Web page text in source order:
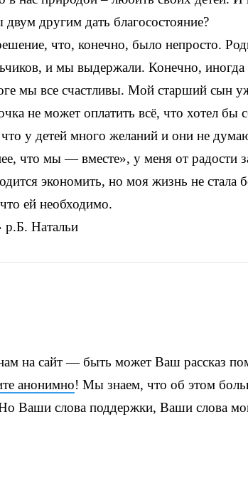
другим дать благосостояние?
что, конечно, было непросто.
и мы выдержали. Конечно,
мы все счастливы. Мой старший сын
не может оплатить всё, что хотел бы
у детей много желаний и они не
что мы — вместе», у меня от радости
экономить, но моя жизнь не стала
ей необходимо.
р.Б. Натальи
на сайт — быть может Ваш рассказ
анонимно! Мы знаем, что об этом
Ваши слова поддержки, Ваши слова